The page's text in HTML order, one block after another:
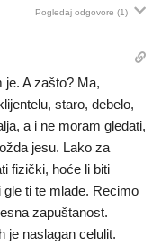
Pogledaj odgovore (1)
je. A zašto? Ma,
staro, debelo,
a i ne moram gledati,
jesu. Lako za
fizički, hoće li biti
ti te mlađe. Recimo
zapuštanost.
je naslagan celulit.